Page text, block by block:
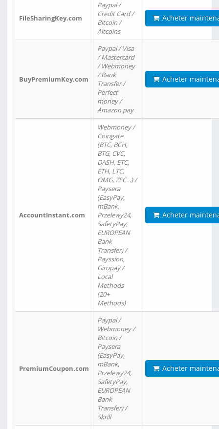
FileSharingKey.com
Paypal /
Credit Card /
Bitcoin /
Altcoins
Acheter
BuyPremiumKey.com
Paypal / Visa
/ Mastercard
/ Webmoney
/ Bank
Transfer /
Perfect
money /
Amazon pay
Acheter
AccountInstant.com
Webmoney /
Coingate
(BTC, BCH,
BTG, CVC,
DASH, ETC,
ETH, LTC,
OMG, ZEC…) /
Paysera
(EasyPay,
mBank,
Przelewy24,
SafetyPay,
EUROPEAN
Bank
Transfer) /
Payssion,
Giropay /
Local
Methods
(20+
Methods)
Acheter
PremiumCoupon.com
Paypal /
Webmoney /
Bitcoin /
Paysera
(EasyPay,
mBank,
Przelewy24,
SafetyPay,
EUROPEAN
Bank
Transfer) /
Skrill
Acheter